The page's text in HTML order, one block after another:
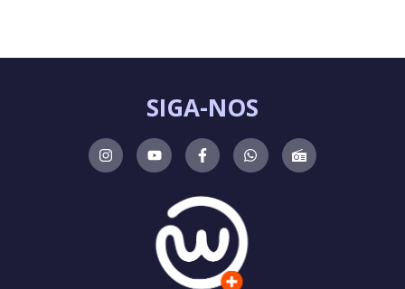
SIGA-NOS